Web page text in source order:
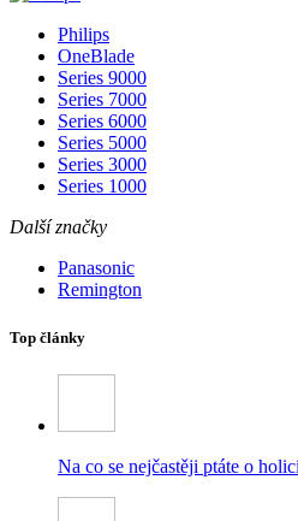
Philips
OneBlade
Series 9000
Series 7000
Series 6000
Series 5000
Series 3000
Series 1000
Další značky
Panasonic
Remington
Top články
Na co se nejčastěji ptáte o